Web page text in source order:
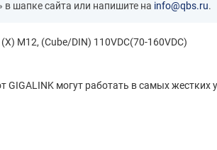
шапке сайта или напишите на info@qbs.ru.
M12, (Cube/DIN) 110VDC(70-160VDC)
могут работать в самых